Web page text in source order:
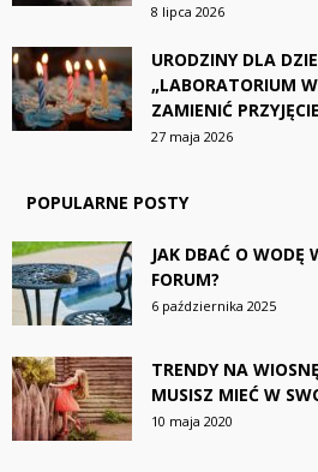
8 lipca 2026
URODZINY DLA
„LABORATORIUM
ZAMIENIĆ
27 maja 2026
POPULARNE POSTY
JAK DBAĆ O WODĘ
FORUM?
6 października 2025
TRENDY NA
MUSISZ MIEĆ W
10 maja 2020